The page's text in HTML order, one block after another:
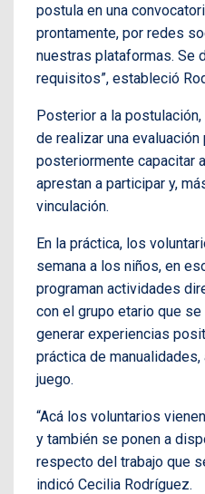
postula en una
prontamente, por redes
nuestras plataformas. Se
requisitos”, estableció
Posterior a la
de realizar una
posteriormente capacitar
aprestan a participar y,
vinculación.
En la práctica, los
semana a los niños, en
programan actividades
con el grupo etario que
generar experiencias
práctica de
juego.
“Acá los voluntarios
y también se ponen a
respecto del trabajo que
indicó Cecilia Rodríguez.